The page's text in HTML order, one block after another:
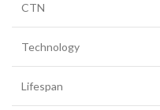
CTN
Technology
Lifespan